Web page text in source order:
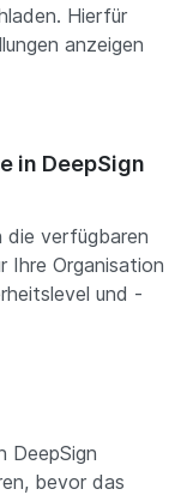
Hierfür
anzeigen
in DeepSign
die verfügbaren
Ihre Organisation
und -
DeepSign
bevor das